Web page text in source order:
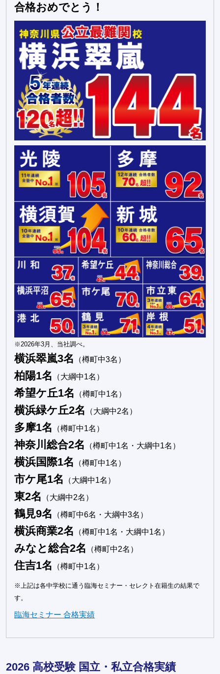
合格おめでとう！
※2026年3月、当社調べ。
横浜翠嵐3名 （樽町中3名）
柏陽1名 （大綱中1名）
希望ケ丘1名 （樽町中1名）
横浜緑ケ丘2名 （大綱中2名）
多摩1名 （樽町中1名）
神奈川総合2名 （樽町中1名・大綱中1名）
横浜国際1名 （樽町中1名）
市ケ尾1名 （大綱中1名）
東2名 （大綱中2名）
鶴見9名 （樽町中6名・大綱中3名）
横浜商業2名 （樽町中1名・大綱中1名）
みなと総合2名 （樽町中2名）
住吉1名 （樽町中1名）
※上記は各中学校に通う臨海セミナー・セレクト在籍生の結果で
す。
臨海セミナー 合格実績
2026 高校受験 国立・私立合格実績